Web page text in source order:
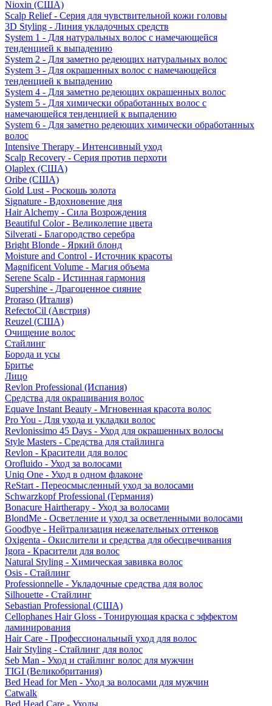
Nioxin (США)
Scalp Relief - Серия для чувствительной кожи головы
3D Styling - Линия укладочных средств
System 1 - Для натуральных волос с намечающейся
тенденцией к выпадению
System 2 - Для заметно редеющих натуральных волос
System 3 - Для окрашенных волос с намечающейся
тенденцией к выпадению
System 4 - Для заметно редеющих окрашенных волос
System 5 - Для химически обработанных волос с
намечающейся тенденцией к выпадению
System 6 - Для заметно редеющих химически обработанных
волос
Intensive Therapy - Интенсивный уход
Scalp Recovery - Серия против перхоти
Olaplex (США)
Oribe (США)
Gold Lust - Роскошь золота
Signature - Вдохновение дня
Hair Alchemy - Сила Возрождения
Beautiful Color - Великолепие цвета
Silverati - Благородство серебра
Bright Blonde - Яркий блонд
Moisture and Control - Источник красоты
Magnificent Volume - Магия объема
Serene Scalp - Истинная гармония
Supershine - Драгоценное сияние
Proraso (Италия)
RefectoCil (Австрия)
Reuzel (США)
Очищение волос
Стайлинг
Борода и усы
Бритье
Лицо
Revlon Professional (Испания)
Средства для окрашивания волос
Equave Instant Beauty - Мгновенная красота волос
Pro You - Для ухода и укладки волос
Revlonissimo 45 Days - Уход для окрашенных волосы
Style Masters - Средства для стайлинга
Revlon - Красители для волос
Orofluido - Уход за волосами
Uniq One - Уход в одном флаконе
ReStart - Переосмысленный уход за волосами
Schwarzkopf Professional (Германия)
Bonacure Hairtherapy - Уход за волосами
BlondMe - Осветление и уход за осветленными волосами
Goodbye - Нейтрализация нежелательных оттенков
Oxigenta - Окислители и средства для обесцвечивания
Igora - Красители для волос
Natural Styling - Химическая завивка волос
Osis - Стайлинг
Professionnelle - Укладочные средства для волос
Silhouette - Стайлинг
Sebastian Professional (США)
Cellophanes Hair Gloss - Тонирующая краска с эффектом
ламинирования
Hair Care - Профессиональный уход для волос
Hair Styling - Стайлинг для волос
Seb Man - Уход и стайлинг волос для мужчин
TIGI (Великобритания)
Bed Head for Men - Уход за волосами для мужчин
Catwalk
Bed Head Care - Уходы